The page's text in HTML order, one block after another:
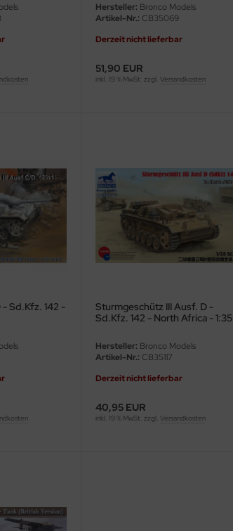
Hersteller: Bronco Models
Artikel-Nr.: CB35069
Derzeit nicht lieferbar
51,90 EUR
inkl. 19 % MwSt. zzgl.Versandkosten
Sd.Kfz. 142 -
Sturmgeschütz III Ausf. D -
Sd.Kfz. 142 - North Africa - 1:35
Hersteller: Bronco Models
Artikel-Nr.: CB35117
Derzeit nicht lieferbar
40,95 EUR
inkl. 19 % MwSt. zzgl.Versandkosten